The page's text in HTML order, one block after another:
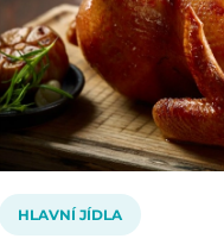
HLAVNÍ JÍDLA